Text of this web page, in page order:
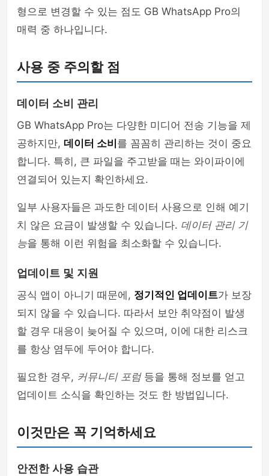
형으로 변경할 수 있는 점도 GB WhatsApp Pro의
매력 중 하나입니다.
사용 중 주의할 점
데이터 소비 관리
GB WhatsApp Pro는 다양한 미디어 전송 기능을 제
공하지만, 데이터 소비 를 꼼꼼히 관리하는 것이 중요
합니다. 특히, 큰 파일을 주고받을 때는 와이파이에
연결되어 있는지 확인하세요.
일부 사용자들은 과도한 데이터 사용으로 인해 예기
치 않은 요금이 발생할 수 있습니다. 데이터 관리 기
능을 통해 이런 위험을 최소화할 수 있습니다.
업데이트 및 지원
공식 앱이 아니기 때문에, 정기적인 업데이트가 보장
되지 않을 수 있습니다. 따라서 보안 취약점이 발생
할 경우 대응이 늦어질 수 있으며, 이에 대한 리스크
를 항상 염두에 두어야 합니다.
필요한 경우, 커뮤니티 포럼등을 통해 정보를 얻고
업데이트 소식을 확인하는 것도 한 방법입니다.
이것만은 꼭 기억하세요
안전한 사용 습관